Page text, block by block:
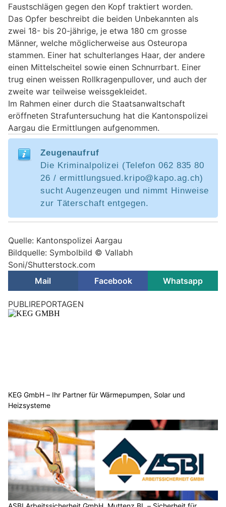
Faustschlägen gegen den Kopf traktiert worden.
Das Opfer beschreibt die beiden Unbekannten als
zwei 18- bis 20-jährige, je etwa 180 cm grosse
Männer, welche möglicherweise aus Osteuropa
stammen. Einer hat schulterlanges Haar, der andere
einen Mittelscheitel sowie einen Schnurrbart. Einer
trug einen weissen Rollkragenpullover, und auch der
zweite war teilweise weissgekleidet.
Im Rahmen einer durch die Staatsanwaltschaft
eröffneten Strafuntersuchung hat die Kantonspolizei
Aargau die Ermittlungen aufgenommen.
Zeugenaufruf
Die Kriminalpolizei (Telefon 062 835 80
26 / ermittlungsued.kripo@kapo.ag.ch)
sucht Augenzeugen und nimmt Hinweise
zur Täterschaft entgegen.
Quelle: Kantonspolizei Aargau
Bildquelle: Symbolbild © Vallabh
Soni/Shutterstock.com
Mail
Facebook Whatsapp
Wettingen AG: Unbekannte verwüsten
15.05.26 VON POLIZEI.NEWS REDAKTION
Unbekannte verwüsteten mehrere Wohnungen in einer